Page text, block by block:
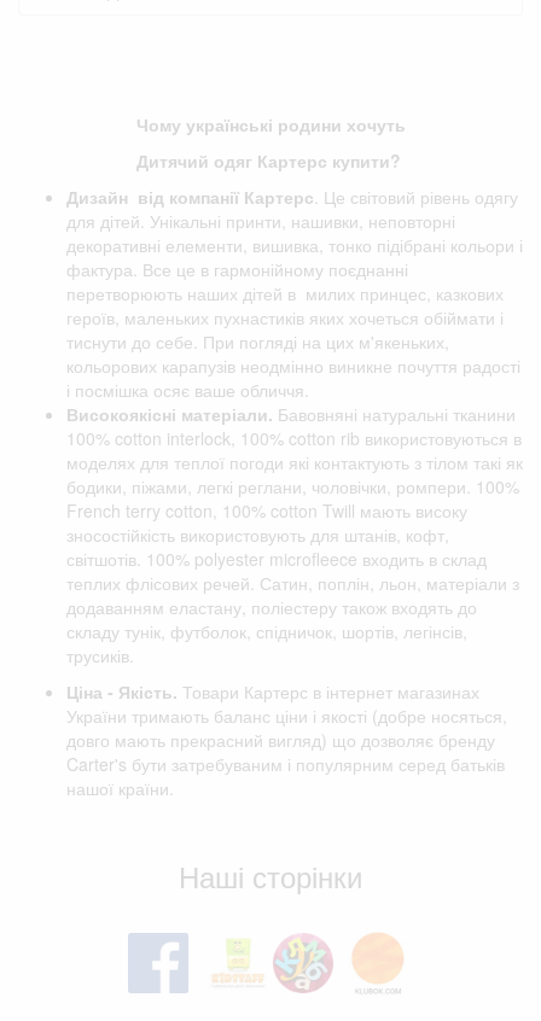
Чому українські родини хочуть
Дитячий одяг Картерс купити?
Дизайн від компанії Картерс . Це світовий рівень одягу
для дітей. Унікальні принти, нашивки, неповторні
декоративні елементи, вишивка, тонко підібрані кольори і
фактура. Все це в гармонійному поєднанні
перетворюють наших дітей в милих принцес, казкових
героїв, маленьких пухнастиків яких хочеться обіймати і
тиснути до себе. При погляді на цих м'якеньких,
кольорових карапузів неодмінно виникне почуття радості
і посмішка осяє ваше обличчя.
Високоякісні матеріали. Бавовняні натуральні тканини
100% cotton interlock, 100% cotton rib використовуються в
моделях для теплої погоди які контактують з тілом такі як
бодики, піжами, легкі реглани, чоловічки, ромпери. 100%
French terry cotton, 100% cotton Twill мають високу
зносостійкість використовують для штанів, кофт,
світшотів. 100% polyester microfleece входить в склад
теплих флісових речей. Сатин, поплін, льон, матеріали з
додаванням еластану, поліестеру також входять до
складу тунік, футболок, спідничок, шортів, легінсів,
трусиків.
Ціна - Якість. Товари Картерс в інтернет магазинах
України тримають баланс ціни і якості (добре носяться,
довго мають прекрасний вигляд) що дозволяє бренду
Carter's бути затребуваним і популярним серед батьків
нашої країни.
Наші сторінки